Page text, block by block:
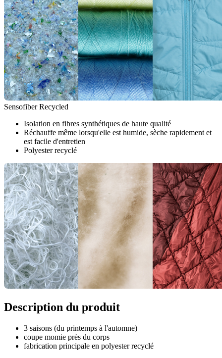
Sensofiber Recycled
Isolation en fibres synthétiques de haute qualité
Réchauffe même lorsqu'elle est humide, sèche rapidement et
est facile d'entretien
Polyester recyclé
Description du produit
3 saisons (du printemps à l'automne)
coupe momie près du corps
fabrication principale en polyester recyclé